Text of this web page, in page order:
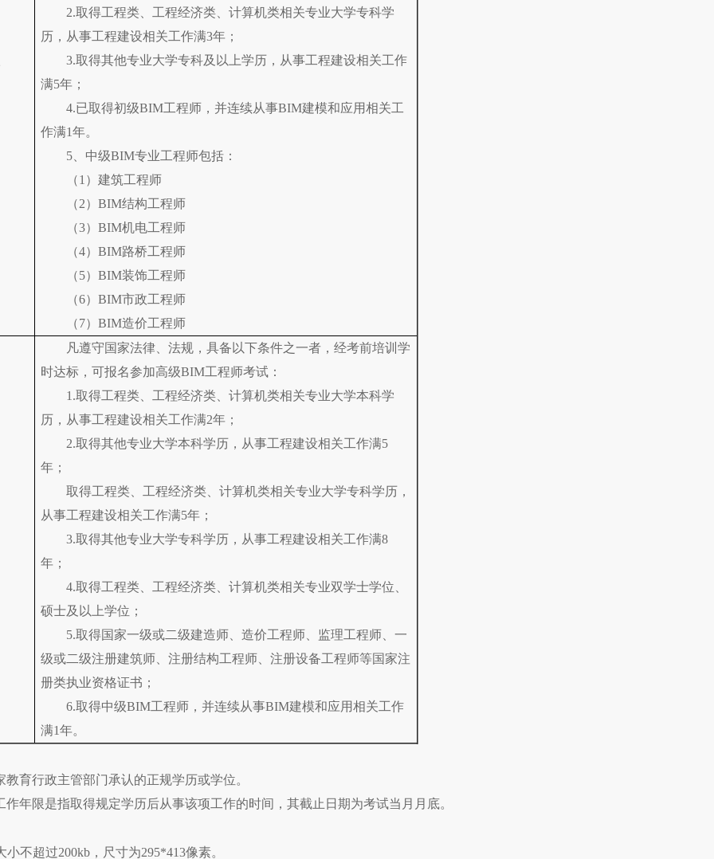
2.取得工程类、工程经济类、计算机类相关专业大学专科学
历，从事工程建设相关工作满3年；
3.取得其他专业大学专科及以上学历，从事工程建设相关工作
满5年；
4.已取得初级BIM工程师，并连续从事BIM建模和应用相关工
作满1年。
5、中级BIM专业工程师包括：
（1）建筑工程师
（2）BIM结构工程师
（3）BIM机电工程师
（4）BIM路桥工程师
（5）BIM装饰工程师
（6）BIM市政工程师
（7）BIM造价工程师
凡遵守国家法律、法规，具备以下条件之一者，经考前培训学
时达标，可报名参加高级BIM工程师考试：
1.取得工程类、工程经济类、计算机类相关专业大学本科学
历，从事工程建设相关工作满2年；
2.取得其他专业大学本科学历，从事工程建设相关工作满5
年；
取得工程类、工程经济类、计算机类相关专业大学专科学历，
从事工程建设相关工作满5年；
3.取得其他专业大学专科学历，从事工程建设相关工作满8
年；
4.取得工程类、工程经济类、计算机类相关专业双学士学位、
硕士及以上学位；
5.取得国家一级或二级建造师、造价工程师、监理工程师、一
级或二级注册建筑师、注册结构工程师、注册设备工程师等国家注
册类执业资格证书；
6.取得中级BIM工程师，并连续从事BIM建模和应用相关工作
满1年。
育行政主管部门承认的正规学历或学位。
年限是指取得规定学历后从事该项工作的时间，其截止日期为考试当月月底。
不超过200kb，尺寸为295*413像素。